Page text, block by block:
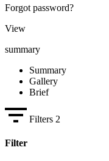
Forgot password?
View
summary
Summary
Gallery
Brief
Filters 2
Filter